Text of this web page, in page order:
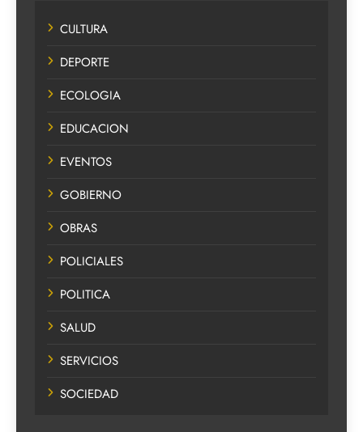
CULTURA
DEPORTE
ECOLOGIA
EDUCACION
EVENTOS
GOBIERNO
OBRAS
POLICIALES
POLITICA
SALUD
SERVICIOS
SOCIEDAD